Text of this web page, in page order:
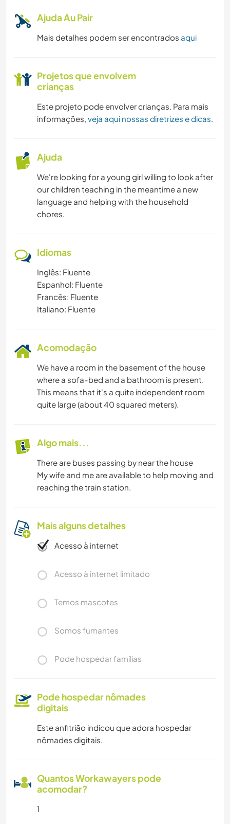
Ajuda Au Pair
Mais detalhes podem ser encontrados aqui
Projetos que envolvem
crianças
Este projeto pode envolver crianças. Para mais
informações, veja aqui nossas diretrizes e dicas.
Ajuda
We're looking for a young girl willing to look after
our children teaching in the meantime a new
language and helping with the household
chores.
Idiomas
Inglês: Fluente
Espanhol: Fluente
Francês: Fluente
Italiano: Fluente
Acomodação
We have a room in the basement of the house
where a sofa-bed and a bathroom is present.
This means that it's a quite independent room
quite large (about 40 squared meters).
Algo mais...
There are buses passing by near the house
My wife and me are available to help moving and
reaching the train station.
Mais alguns detalhes
Acesso à internet
Acesso à internet limitado
Temos mascotes
Somos fumantes
Pode hospedar famílias
Pode hospedar nômades
digitais
Este anfitrião indicou que adora hospedar
nômades digitais.
Quantos Workawayers pode
acomodar?
1